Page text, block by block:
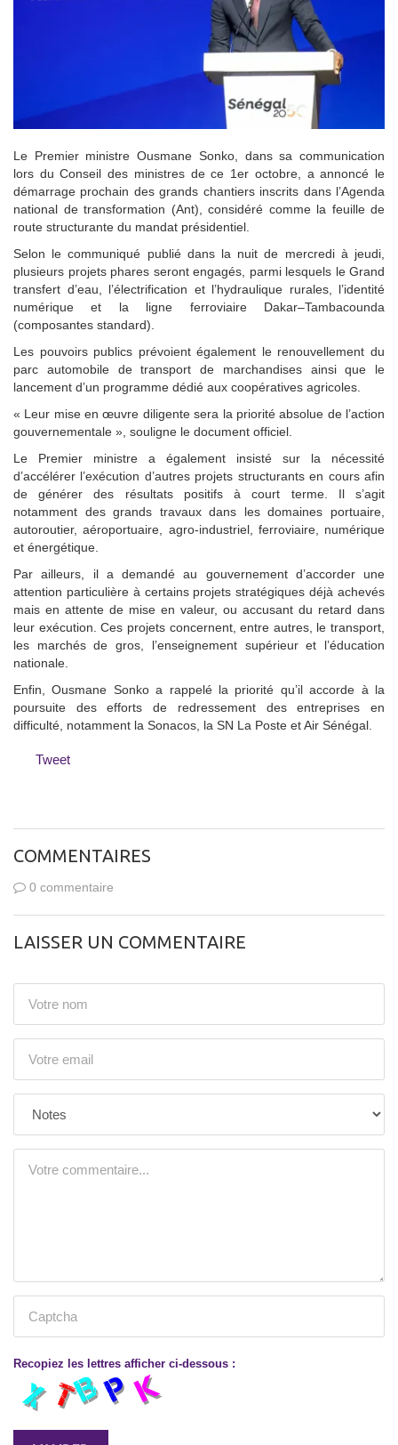
Le Premier ministre Ousmane Sonko, dans sa communication
lors du Conseil des ministres de ce 1er octobre, a annoncé le
démarrage prochain des grands chantiers inscrits dans l’Agenda
national de transformation (Ant), considéré comme la feuille de
route structurante du mandat présidentiel.
Selon le communiqué publié dans la nuit de mercredi à jeudi,
plusieurs projets phares seront engagés, parmi lesquels le Grand
transfert d’eau, l’électrification et l’hydraulique rurales, l’identité
numérique et la ligne ferroviaire Dakar–Tambacounda
(composantes standard).
Les pouvoirs publics prévoient également le renouvellement du
parc automobile de transport de marchandises ainsi que le
lancement d’un programme dédié aux coopératives agricoles.
« Leur mise en œuvre diligente sera la priorité absolue de l’action
gouvernementale », souligne le document officiel.
Le Premier ministre a également insisté sur la nécessité
d’accélérer l’exécution d’autres projets structurants en cours afin
de générer des résultats positifs à court terme. Il s’agit
notamment des grands travaux dans les domaines portuaire,
autoroutier, aéroportuaire, agro-industriel, ferroviaire, numérique
et énergétique.
Par ailleurs, il a demandé au gouvernement d’accorder une
attention particulière à certains projets stratégiques déjà achevés
mais en attente de mise en valeur, ou accusant du retard dans
leur exécution. Ces projets concernent, entre autres, le transport,
les marchés de gros, l’enseignement supérieur et l’éducation
nationale.
Enfin, Ousmane Sonko a rappelé la priorité qu’il accorde à la
poursuite des efforts de redressement des entreprises en
difficulté, notamment la Sonacos, la SN La Poste et Air Sénégal.
Tweet
COMMENTAIRES
0 commentaire
LAISSER UN COMMENTAIRE
Recopiez les lettres afficher ci-dessous :